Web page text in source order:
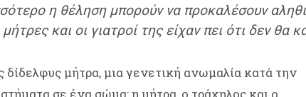
η θέληση μπορούν να προκαλέσουν
και οι γιατροί της είχαν πει ότι δεν θα
μήτρα, μια γενετική ανωμαλία κατά την